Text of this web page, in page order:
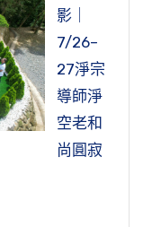
影｜
7/26–
27淨宗
導師淨
空老和
尚圓寂